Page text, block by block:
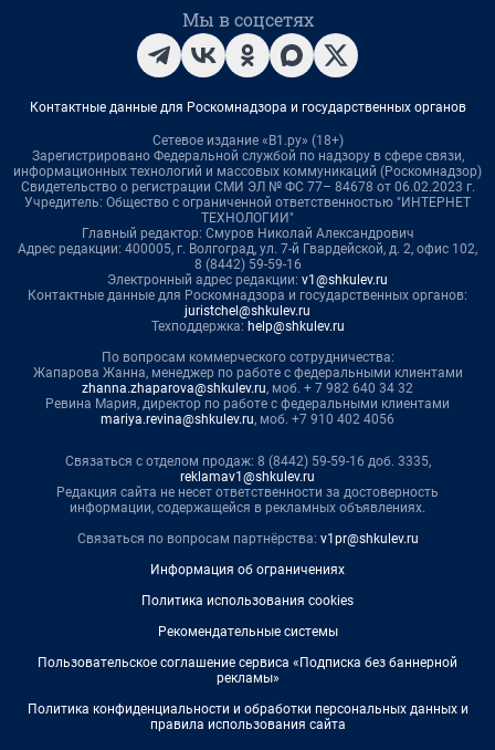
Мы в соцсетях
Контактные данные для Роскомнадзора и государственных органов
Сетевое издание «В1.ру» (18+)
Зарегистрировано Федеральной службой по надзору в сфере связи,
информационных технологий и массовых коммуникаций (Роскомнадзор)
Свидетельство о регистрации СМИ ЭЛ № ФС 77– 84678 от 06.02.2023 г.
Учредитель: Общество с ограниченной ответственностью "ИНТЕРНЕТ
ТЕХНОЛОГИИ"
Главный редактор: Смуров Николай Александрович
Адрес редакции: 400005, г. Волгоград, ул. 7-й Гвардейской, д. 2, офис 102,
8 (8442) 59-59-16
Электронный адрес редакции: v1@shkulev.ru
Контактные данные для Роскомнадзора и государственных органов:
juristchel@shkulev.ru
Техподдержка: help@shkulev.ru
По вопросам коммерческого сотрудничества:
Жапарова Жанна, менеджер по работе с федеральными клиентами
zhanna.zhaparova@shkulev.ru, моб. + 7 982 640 34 32
Ревина Мария, директор по работе с федеральными клиентами
mariya.revina@shkulev.ru, моб. +7 910 402 4056
Связаться с отделом продаж: 8 (8442) 59-59-16 доб. 3335,
reklamav1@shkulev.ru
Редакция сайта не несет ответственности за достоверность
информации, содержащейся в рекламных объявлениях.
Связаться по вопросам партнёрства: v1pr@shkulev.ru
Информация об ограничениях
Политика использования cookies
Рекомендательные системы
Пользовательское соглашение сервиса «Подписка без баннерной
рекламы»
Политика конфиденциальности и обработки персональных данных и
правила использования сайта